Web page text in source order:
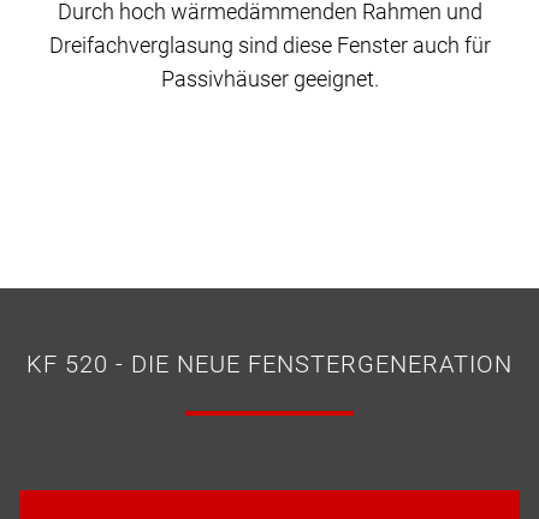
Durch hoch wärmedämmenden Rahmen und
Dreifachverglasung sind diese Fenster auch für
Passivhäuser geeignet.
KF 520 - DIE NEUE FENSTERGENERATION